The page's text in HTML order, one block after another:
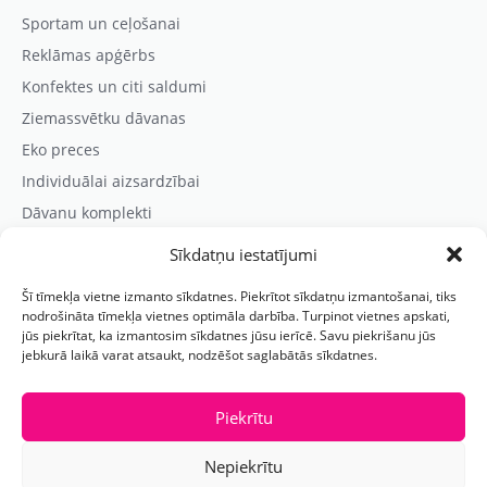
Sīkdatņu iestatījumi
Šī tīmekļa vietne izmanto sīkdatnes. Piekrītot sīkdatņu izmantošanai, tiks
nodrošināta tīmekļa vietnes optimāla darbība. Turpinot vietnes apskati,
jūs piekrītat, ka izmantosim sīkdatnes jūsu ierīcē. Savu piekrišanu jūs
jebkurā laikā varat atsaukt, nodzēšot saglabātās sīkdatnes.
Piekrītu
Nepiekrītu
Sportam un ceļošanai
Reklāmas apģērbs
Konfektes un citi saldumi
Ziemassvētku dāvanas
Eko preces
Individuālai aizsardzībai
Dāvanu komplekti
Kontaktinformācija
Prezentreklāmas aģentūra “PARIS”
Reģ.nr.: 40103625328